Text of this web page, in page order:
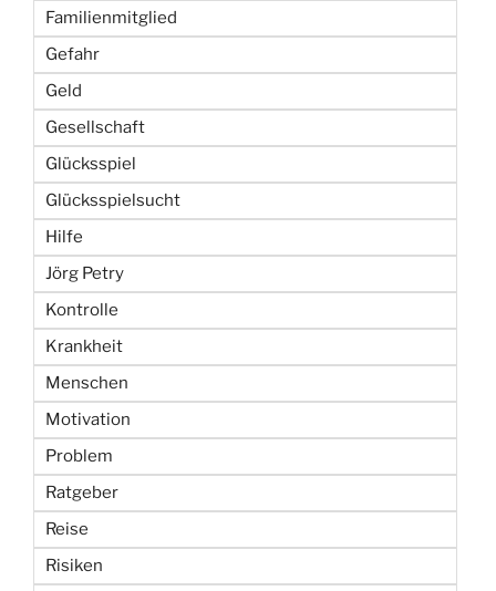
Familienmitglied
Gefahr
Geld
Gesellschaft
Glücksspiel
Glücksspielsucht
Hilfe
Jörg Petry
Kontrolle
Krankheit
Menschen
Motivation
Problem
Ratgeber
Reise
Risiken